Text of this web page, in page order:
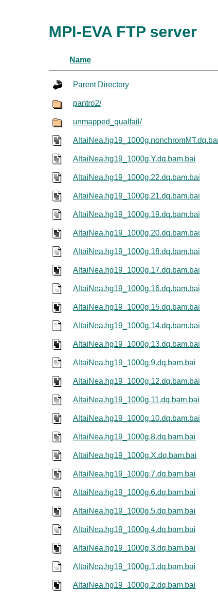
MPI-EVA FTP server
Name
Parent Directory
pantro2/
unmapped_qualfail/
AltaiNea.hg19_1000g.Y.dq.bam.bai
AltaiNea.hg19_1000g.22.dq.bam.bai
AltaiNea.hg19_1000g.21.dq.bam.bai
AltaiNea.hg19_1000g.19.dq.bam.bai
AltaiNea.hg19_1000g.20.dq.bam.bai
AltaiNea.hg19_1000g.18.dq.bam.bai
AltaiNea.hg19_1000g.17.dq.bam.bai
AltaiNea.hg19_1000g.16.dq.bam.bai
AltaiNea.hg19_1000g.15.dq.bam.bai
AltaiNea.hg19_1000g.14.dq.bam.bai
AltaiNea.hg19_1000g.13.dq.bam.bai
AltaiNea.hg19_1000g.9.dq.bam.bai
AltaiNea.hg19_1000g.12.dq.bam.bai
AltaiNea.hg19_1000g.11.dq.bam.bai
AltaiNea.hg19_1000g.10.dq.bam.bai
AltaiNea.hg19_1000g.8.dq.bam.bai
AltaiNea.hg19_1000g.X.dq.bam.bai
AltaiNea.hg19_1000g.7.dq.bam.bai
AltaiNea.hg19_1000g.6.dq.bam.bai
AltaiNea.hg19_1000g.5.dq.bam.bai
AltaiNea.hg19_1000g.4.dq.bam.bai
AltaiNea.hg19_1000g.3.dq.bam.bai
AltaiNea.hg19_1000g.1.dq.bam.bai
AltaiNea.hg19_1000g.2.dq.bam.bai